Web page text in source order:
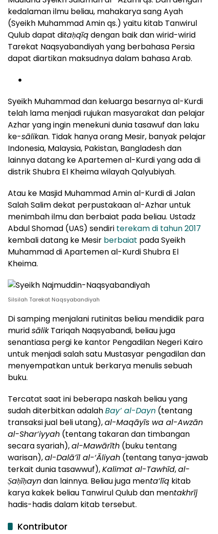
kedalaman ilmu beliau, mahakarya sang Ayah
(Syeikh Muhammad Amin qs.) yaitu kitab Tanwirul
Qulub dapat ditaḥqīqdengan baik dan wirid-wirid
Tarekat Naqsyabandiyah yang berbahasa Persia
dapat diartikan maksudnya dalam bahasa Arab.
Syeikh Muhammad dan keluarga besarnya al-Kurdi
telah lama menjadi rujukan masyarakat dan pelajar
Azhar yang ingin menekuni dunia tasawuf dan laku
ke-sālikan. Tidak hanya orang Mesir, banyak pelajar
Indonesia, Malaysia, Pakistan, Bangladesh dan
lainnya datang ke Apartemen al-Kurdi yang ada di
distrik Shubra El Kheima wilayah Qalyubiyah.
Atau ke Masjid Muhammad Amin al-Kurdi di Jalan
Salah Salim dekat perpustakaan al-Azhar untuk
menimbah ilmu dan berbaiat pada beliau. Ustadz
Abdul Shomad (UAS) sendiri terekam di tahun 2017
kembali datang ke Mesir berbaiat pada Syeikh
Muhammad di Apartemen al-Kurdi Shubra El
Kheima.
Silsilah Tarekat Naqsyabandiyah
Di samping menjalani rutinitas beliau mendidik para
muridsālikTariqah Naqsyabandi, beliau juga
senantiasa pergi ke kantor Pengadilan Negeri Kairo
untuk menjadi salah satu Mustasyar pengadilan dan
menyempatkan untuk berkarya menulis sebuah
buku.
Tercatat saat ini beberapa naskah beliau yang
sudah diterbitkan adalahBay’ al-Dayn (tentang
transaksi jual beli utang),al-Maqāyīs wa al-Awzān
al-Shar‘iyyah (tentang takaran dan timbangan
secara syariah),al-Mawārīth (buku tentang
warisan),al-Dalā’īl al-‘Āliyah (tentang tanya-jawab
terkait dunia tasawwuf),Kalimat al-Tawhīd,al-
Ṣaḥīḥayndan lainnya. Beliau juga menta‘līq kitab
karya kakek beliau Tanwirul Qulub dan mentakhrīj
hadis-hadis dalam kitab tersebut.
Kontributor